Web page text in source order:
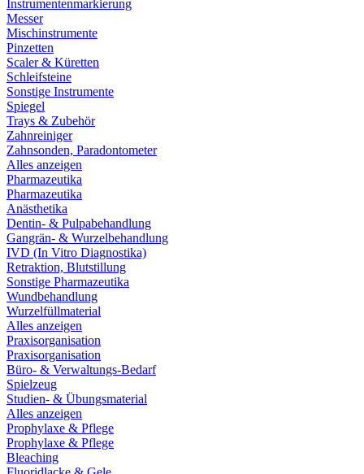
Instrumentenmarkierung
Messer
Mischinstrumente
Pinzetten
Scaler & Küretten
Schleifsteine
Sonstige Instrumente
Spiegel
Trays & Zubehör
Zahnreiniger
Zahnsonden, Paradontometer
Alles anzeigen
Pharmazeutika
Pharmazeutika
Anästhetika
Dentin- & Pulpabehandlung
Gangrän- & Wurzelbehandlung
IVD (In Vitro Diagnostika)
Retraktion, Blutstillung
Sonstige Pharmazeutika
Wundbehandlung
Wurzelfüllmaterial
Alles anzeigen
Praxisorganisation
Praxisorganisation
Büro- & Verwaltungs-Bedarf
Spielzeug
Studien- & Übungsmaterial
Alles anzeigen
Prophylaxe & Pflege
Prophylaxe & Pflege
Bleaching